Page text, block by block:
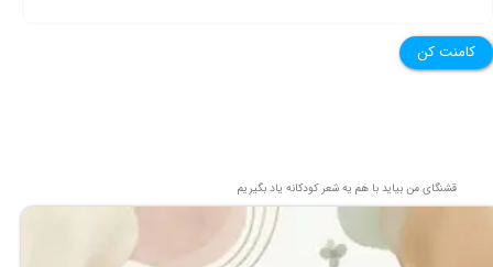
کامنت کن
قشنگای من بيايد با هم یه شعر کودکانه ياد بگیریم